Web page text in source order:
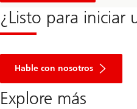
¿Listo para iniciar
Hable con nosotros
al
Explore más